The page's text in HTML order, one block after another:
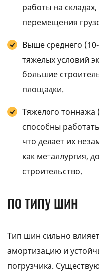
работы на складах,
перемещения
Выше среднего
тяжелых условий
большие
площадки.
Тяжелого тоннажа
способны
что делает их
как металлургия,
строительство.
ПО ТИПУ ШИН
Тип шин сильно
амортизацию и
погрузчика.